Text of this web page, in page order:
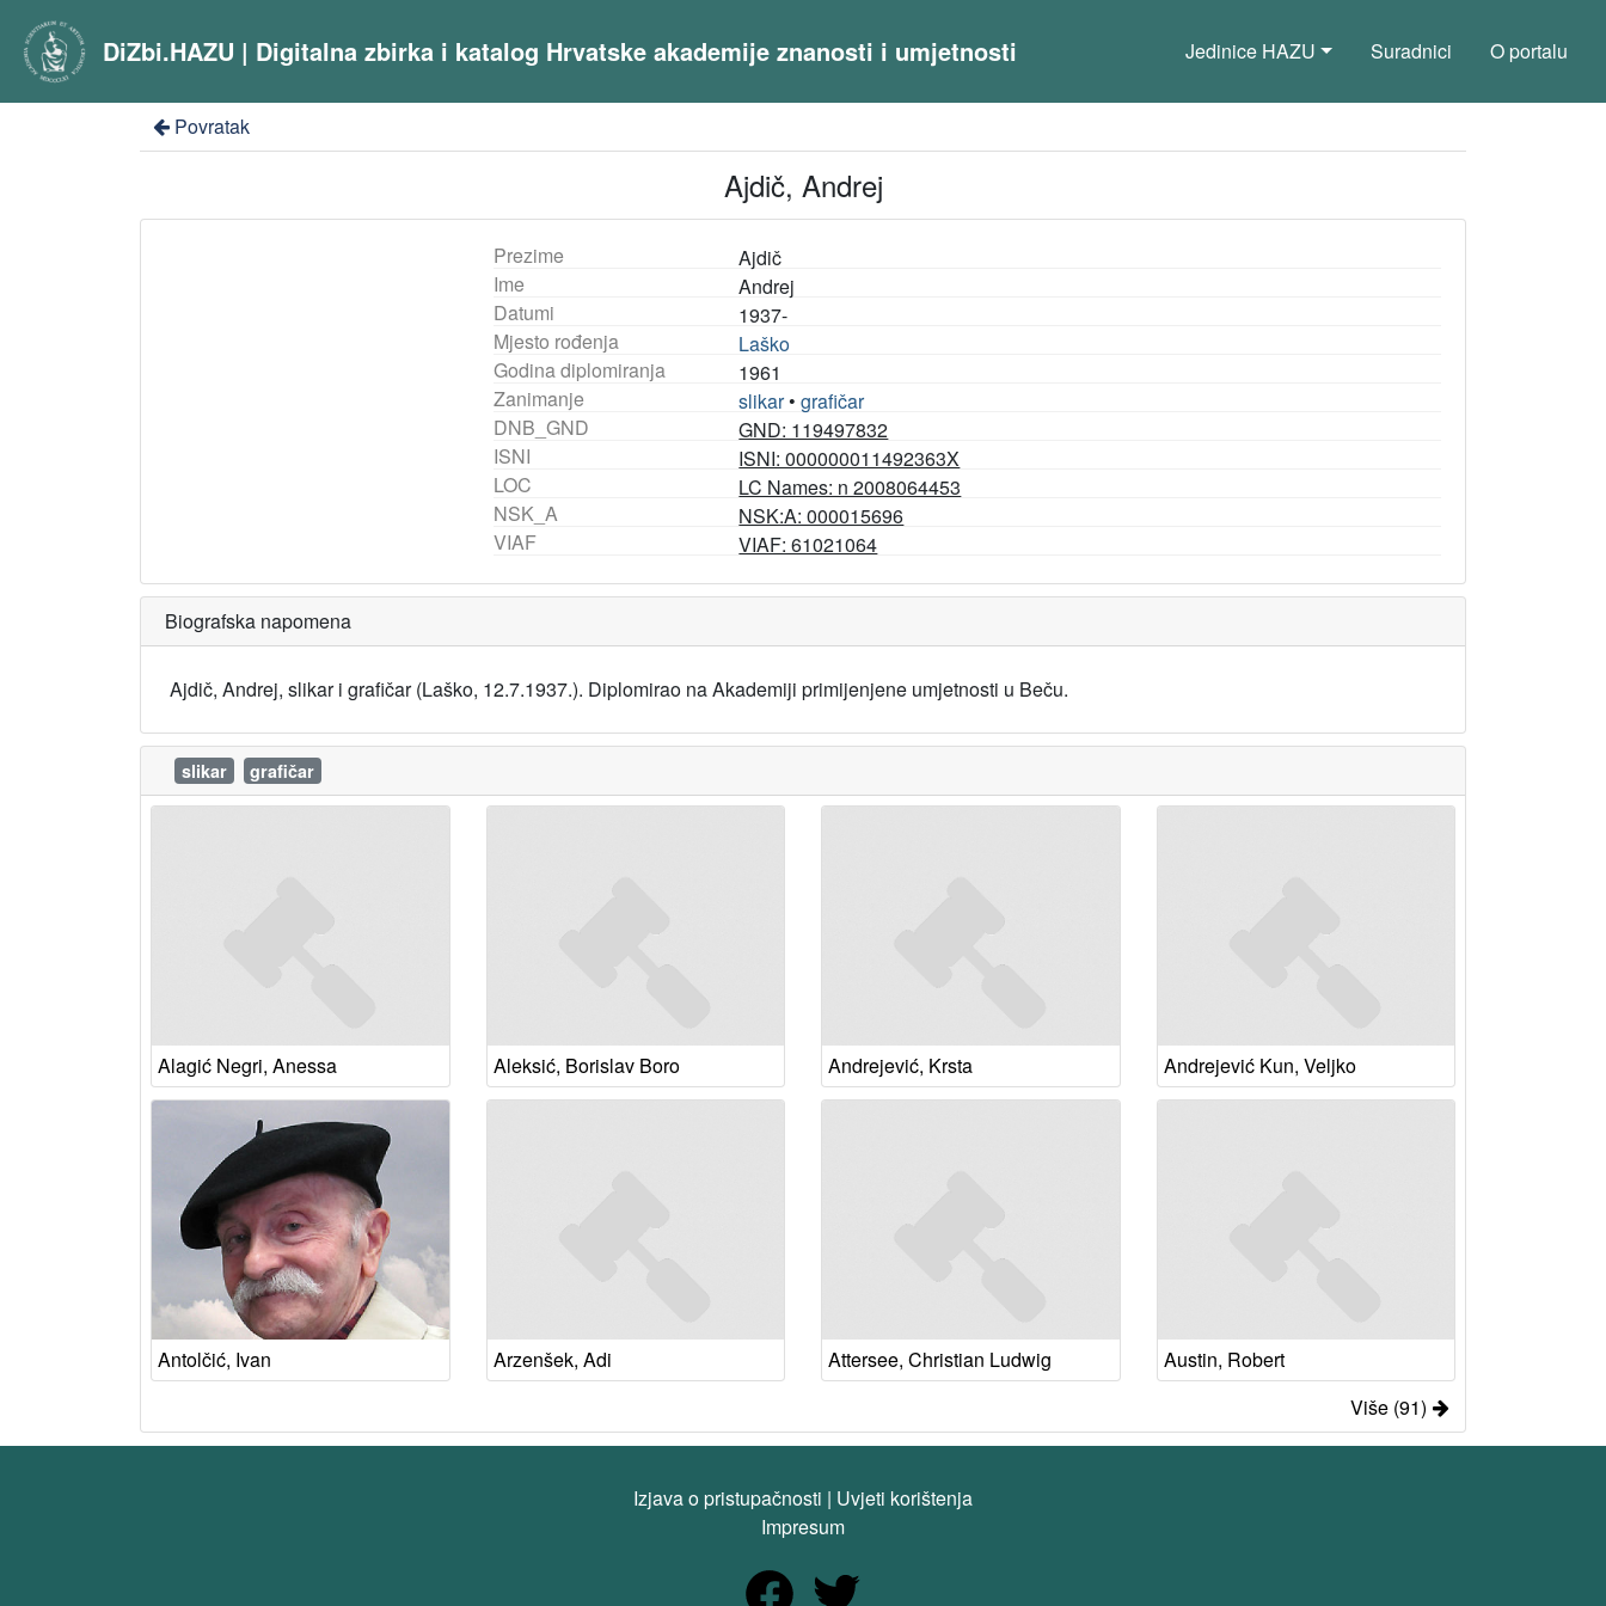
DiZbi.HAZU | Digitalna zbirka i katalog Hrvatske akademije znanosti i umjetnosti Jedinice HAZU Suradnici O portalu
Povratak
Ajdič, Andrej
Prezime
Ajdič
Ime
Andrej
Datumi
1937-
Mjesto rođenja
Laško
Godina diplomiranja
1961
Zanimanje
slikar•grafičar
DNB_GND
GND: 119497832
ISNI
ISNI: 000000011492363X
LOC
LC Names: n 2008064453
NSK_A
NSK:A: 000015696
VIAF
VIAF: 61021064
Biografska napomena
Ajdič, Andrej, slikar i grafičar (Laško, 12.7.1937.). Diplomirao na Akademiji primijenjene umjetnosti u Beču.
slikar grafičar
Alagić Negri, Anessa Aleksić, Borislav Boro Andrejević, Krsta Andrejević Kun, Veljko
Antolčić, Ivan Arzenšek, Adi Attersee, Christian Ludwig
Austin, Robert
Više (91)
Izjava o pristupačnosti | Uvjeti korištenja
Impresum